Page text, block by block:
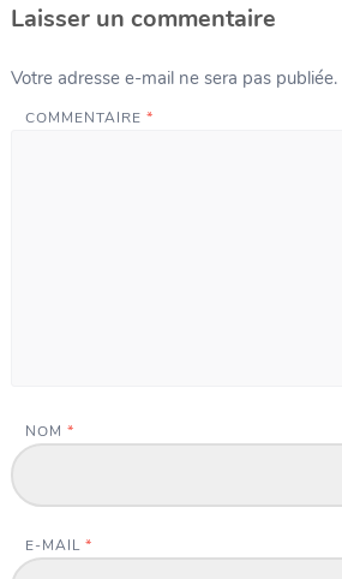
Laisser un commentaire
Votre adresse e-mail ne sera pas publiée.
COMMENTAIRE *
NOM *
E-MAIL *